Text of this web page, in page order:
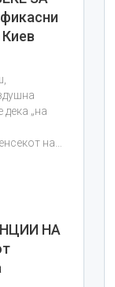
дека „на
на…
НА